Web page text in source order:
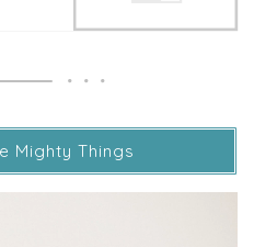
Mighty Things